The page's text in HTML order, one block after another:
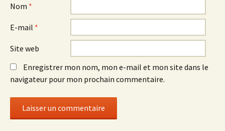
Nom *
E-mail *
Site web
Enregistrer mon nom, mon e-mail et mon site dans le
navigateur pour mon prochain commentaire.